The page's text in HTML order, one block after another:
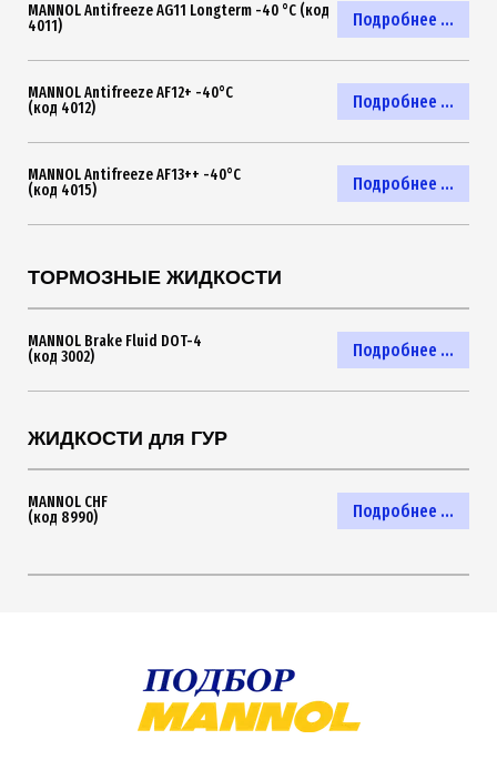
Подробнее ...
MANNOL Antifreeze AG11 Longterm -40 °C (код
4011)
Подробнее ...
MANNOL Antifreeze AF12+ -40°C
(код 4012)
Подробнее ...
MANNOL Antifreeze AF13++ -40°C
(код 4015)
ТОРМОЗНЫЕ ЖИДКОСТИ
Подробнее ...
MANNOL Brake Fluid DOT-4
(код 3002)
ЖИДКОСТИ для ГУР
Подробнее ...
MANNOL CHF
(код 8990)